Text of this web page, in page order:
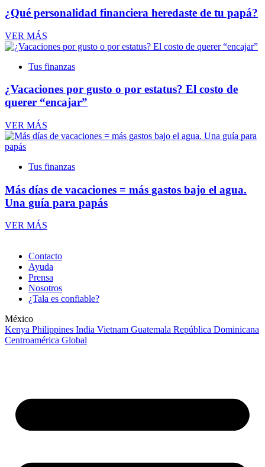
¿Qué personalidad financiera heredaste de tu papá?
VER MÁS
Tus finanzas
¿Vacaciones por gusto o por estatus? El costo de
querer “encajar”
VER MÁS
Tus finanzas
Más días de vacaciones = más gastos bajo el agua.
Una guía para papás
VER MÁS
Contacto
Ayuda
Prensa
Nosotros
¿Tala es confiable?
México
Kenya Philippines India Vietnam Guatemala República Dominicana
Centroamérica Global